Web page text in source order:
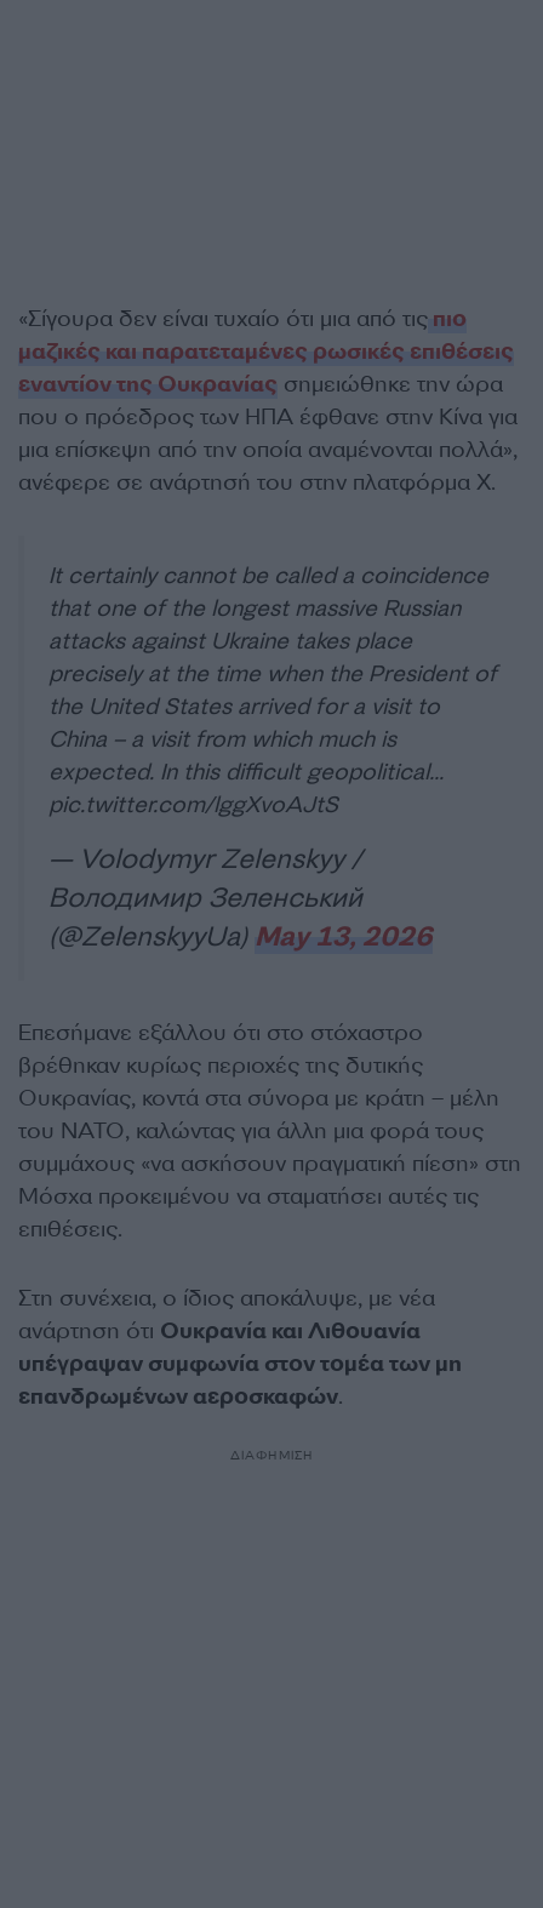
«Σίγουρα δεν είναι τυχαίο ότι μια από τις πιο
μαζικές και παρατεταμένες ρωσικές επιθέσεις
εναντίον της Ουκρανίας σημειώθηκε την ώρα
που ο πρόεδρος των ΗΠΑ έφθανε στην Κίνα για
μια επίσκεψη από την οποία αναμένονται πολλά»,
ανέφερε σε ανάρτησή του στην πλατφόρμα Χ.
It certainly cannot be called a coincidence
that one of the longest massive Russian
attacks against Ukraine takes place
precisely at the time when the President of
the United States arrived for a visit to
China – a visit from which much is
expected. In this difficult geopolitical…
pic.twitter.com/lggXvoAJtS
— Volodymyr Zelenskyy /
Володимир Зеленський
(@ZelenskyyUa) May 13, 2026
Επεσήμανε εξάλλου ότι στο στόχαστρο
βρέθηκαν κυρίως περιοχές της δυτικής
Ουκρανίας, κοντά στα σύνορα με κράτη – μέλη
του ΝΑΤΟ, καλώντας για άλλη μια φορά τους
συμμάχους «να ασκήσουν πραγματική πίεση» στη
Μόσχα προκειμένου να σταματήσει αυτές τις
επιθέσεις.
Στη συνέχεια, ο ίδιος αποκάλυψε, με νέα
ανάρτηση ότι Ουκρανία και Λιθουανία
υπέγραψαν συμφωνία στον τομέα των μη
επανδρωμένων αεροσκαφών.
ΔΙΑΦΗΜΙΣΗ